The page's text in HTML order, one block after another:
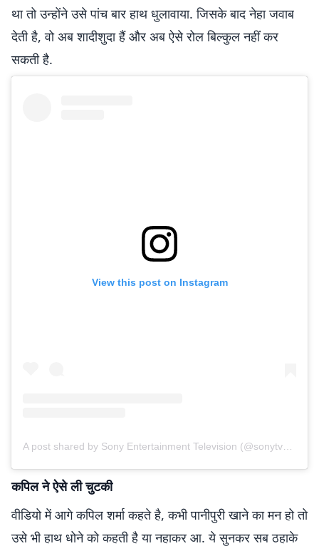
था तो उन्होंने उसे पांच बार हाथ धुलावाया. जिसके बाद नेहा जवाब
देती है, वो अब शादीशुदा हैं और अब ऐसे रोल बिल्कुल नहीं कर
सकती है.
View this post on Instagram
A post shared by Sony Entertainment Television (@sonytvofficial)
कपिल ने ऐसे ली चुटकी
वीडियो में आगे कपिल शर्मा कहते है, कभी पानीपुरी खाने का मन हो तो
उसे भी हाथ धोने को कहती है या नहाकर आ. ये सुनकर सब ठहाके